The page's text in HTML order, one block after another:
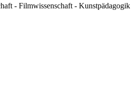
- Filmwissenschaft - Kunstpädagogik